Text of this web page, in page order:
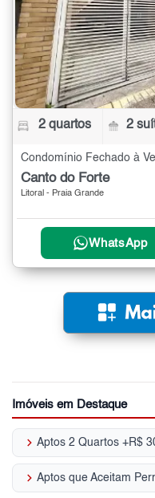
2 quartos 2
Canto do Forte
Litoral - Praia Grande
WhatsApp
Imóveis em Destaque
keyboard_arrow_right
keyboard_arrow_right Aptos que Aceitam